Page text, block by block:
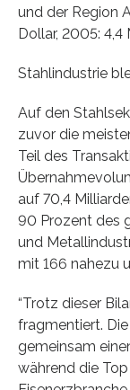
und der Region
Dollar, 2005: 4,4
Stahlindustrie
Auf den
zuvor die
Teil des
auf 70,4
90 Prozent des
und
mit 166 nahezu
“Trotz dieser
fragmentiert.
gemeinsam
während die